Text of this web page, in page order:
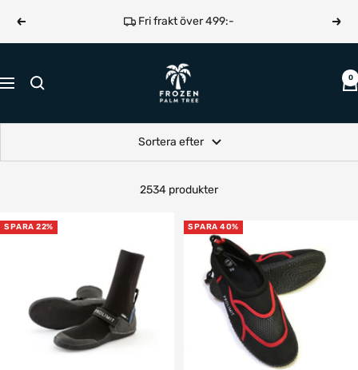
innehållet
Föregående Fri frakt över 499:-
Navigering
Frozen
Palm
Tree
0
Sortera efter
2534 produkter
SPARA 22% SPARA 40%